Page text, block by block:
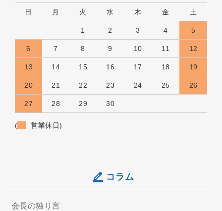
日 月 火 水 木 金 土
1 2 3 4 5
6 7 8 9 10 11 12
13 14 15 16 17 18 19
20 21 22 23 24 25 26
27 28 29 30
( 営業休日)
コラム
会長の独り言